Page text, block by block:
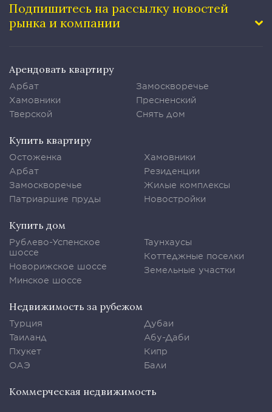
Подпишитесь на рассылку новостей
рынка и компании
Арендовать квартиру
Арбат
Хамовники
Тверской
Замоскворечье
Пресненский
Снять дом
Купить квартиру
Остоженка
Арбат
Замоскворечье
Патриаршие пруды
Хамовники
Резиденции
Жилые комплексы
Новостройки
Купить дом
Рублево-Успенское
шоссе
Новорижское шоссе
Минское шоссе
Таунхаусы
Коттеджные поселки
Земельные участки
Недвижимость за рубежом
Турция
Таиланд
Пхукет
ОАЭ
Дубаи
Абу-Даби
Кипр
Бали
Коммерческая недвижимость